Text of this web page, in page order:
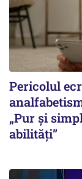
Pericolul
„Pur și
abilități”